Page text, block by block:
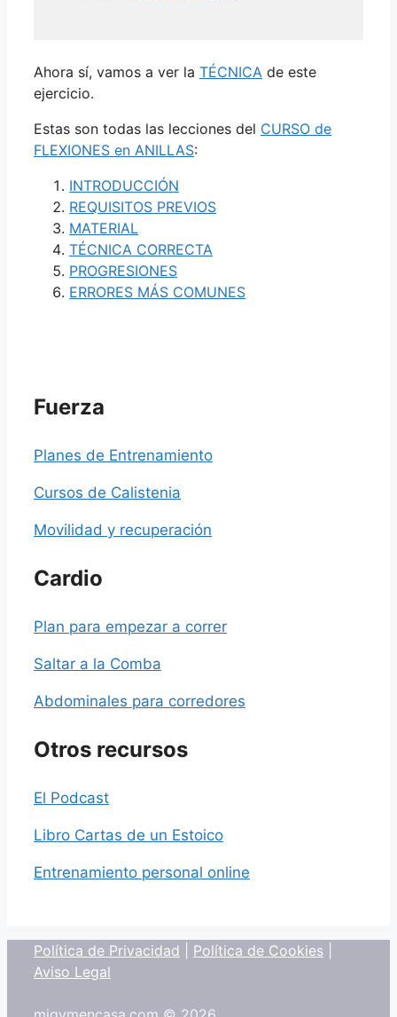
Ahora sí, vamos a ver la TÉCNICA de este
ejercicio.
Estas son todas las lecciones del CURSO de
FLEXIONES en ANILLAS:
INTRODUCCIÓN
REQUISITOS PREVIOS
MATERIAL
TÉCNICA CORRECTA
PROGRESIONES
ERRORES MÁS COMUNES
Fuerza
Planes de Entrenamiento
Cursos de Calistenia
Movilidad y recuperación
Cardio
Plan para empezar a correr
Saltar a la Comba
Abdominales para corredores
Otros recursos
El Podcast
Libro Cartas de un Estoico
Entrenamiento personal online
Política de Privacidad Política de Cookies
Aviso Legal